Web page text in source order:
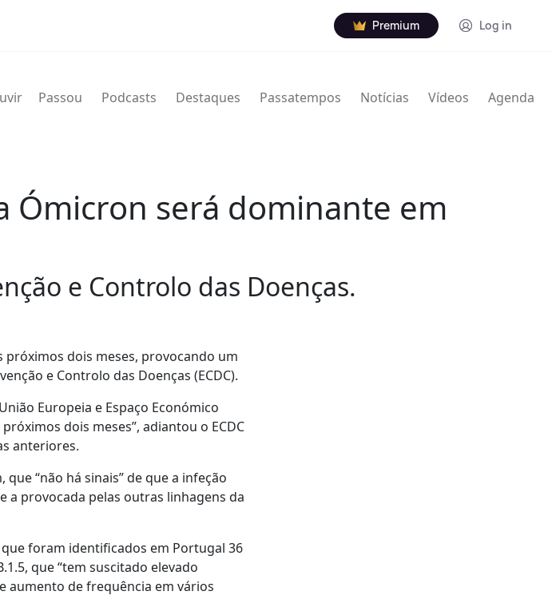
Premium Log in
Passou Podcasts Destaques Passatempos Notícias Vídeos Agenda
Ómicron será dominante em
e Controlo das Doenças.
próximos dois meses, provocando um
e Controlo das Doenças (ECDC).
Europeia e Espaço Económico
dois meses”, adiantou o ECDC
anteriores.
“não há sinais” de que a infeção
a provocada pelas outras linhagens da
foram identificados em Portugal 36
que “tem suscitado elevado
aumento de frequência em vários